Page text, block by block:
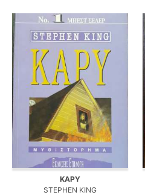
ΚΑΡΥ
STEPHEN KING